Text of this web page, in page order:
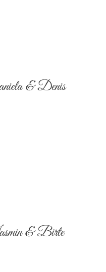
& Denis
& Birte